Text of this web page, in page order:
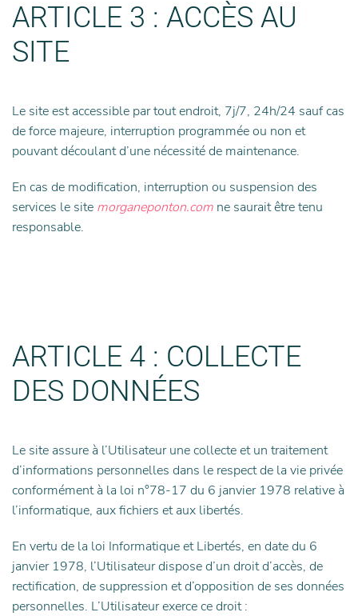
ARTICLE 3 : ACCÈS AU
SITE
Le site est accessible par tout endroit, 7j/7, 24h/24 sauf cas
de force majeure, interruption programmée ou non et
pouvant découlant d’une nécessité de maintenance.
En cas de modification, interruption ou suspension des
services le site morganeponton.com ne saurait être tenu
responsable.
ARTICLE 4 : COLLECTE
DES DONNÉES
Le site assure à l’Utilisateur une collecte et un traitement
d’informations personnelles dans le respect de la vie privée
conformément à la loi n°78-17 du 6 janvier 1978 relative à
l’informatique, aux fichiers et aux libertés.
En vertu de la loi Informatique et Libertés, en date du 6
janvier 1978, l’Utilisateur dispose d’un droit d’accès, de
rectification, de suppression et d’opposition de ses données
personnelles. L’Utilisateur exerce ce droit :